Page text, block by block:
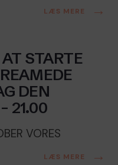
LÆS MERE →
STARTE
DEN
21.00
VORES
LÆS MERE →